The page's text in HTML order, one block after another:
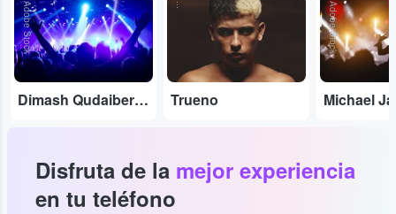
Adobe Stock
Dimash Qudaibergen
...
Trueno
Adobe Stock
Disfruta de la mejor experiencia
en tu teléfono